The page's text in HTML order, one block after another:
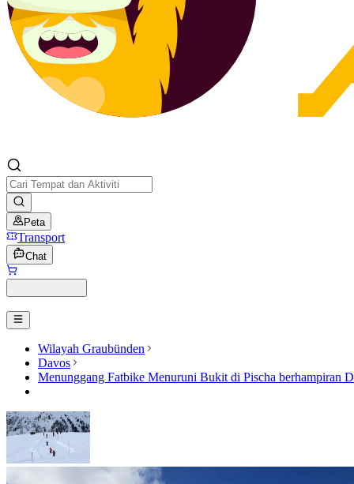
Peta
Transport
Chat
Wilayah Graubünden
Davos
Menunggang Fatbike Menuruni Bukit di Pischa berhampiran